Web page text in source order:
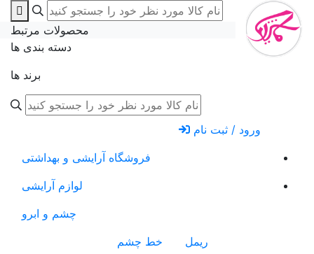
دسته بندی ها
برند ها
محصولات مرتبط
ورود / ثبت نام
فروشگاه آرایشی و بهداشتی
لوازم آرایشی
چشم و ابرو
ریمل
خط چشم